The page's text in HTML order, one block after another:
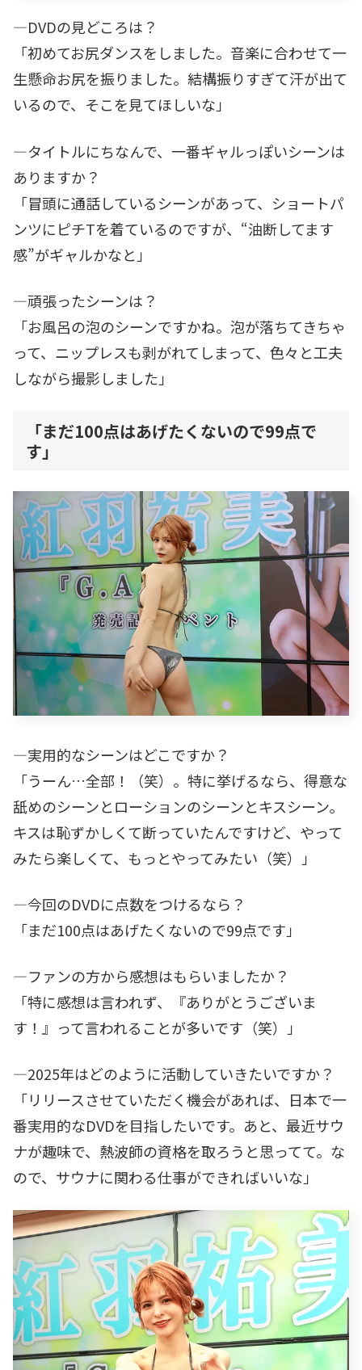
―DVDの見どころは？
「初めてお尻ダンスをしました。音楽に合わせて一
生懸命お尻を振りました。結構振りすぎて汗が出て
いるので、そこを見てほしいな」
―タイトルにちなんで、一番ギャルっぽいシーンは
ありますか？
「冒頭に通話しているシーンがあって、ショートパ
ンツにピチTを着ているのですが、“油断してます
感”がギャルかなと」
―頑張ったシーンは？
「お風呂の泡のシーンですかね。泡が落ちてきちゃ
って、ニップレスも剥がれてしまって、色々と工夫
しながら撮影しました」
「まだ100点はあげたくないので99点で
す」
―実用的なシーンはどこですか？
「うーん…全部！（笑）。特に挙げるなら、得意な
舐めのシーンとローションのシーンとキスシーン。
キスは恥ずかしくて断っていたんですけど、やって
みたら楽しくて、もっとやってみたい（笑）」
―今回のDVDに点数をつけるなら？
「まだ100点はあげたくないので99点です」
―ファンの方から感想はもらいましたか？
「特に感想は言われず、『ありがとうございま
す！』って言われることが多いです（笑）」
―2025年はどのように活動していきたいですか？
「リリースさせていただく機会があれば、日本で一
番実用的なDVDを目指したいです。あと、最近サウ
ナが趣味で、熱波師の資格を取ろうと思ってて。な
ので、サウナに関わる仕事ができればいいな」